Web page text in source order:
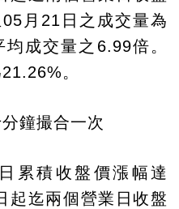
月21日之成交量為
成交量之6.99倍。
。
鐘撮合一次
累積收盤價漲幅達
起迄兩個營業日收盤